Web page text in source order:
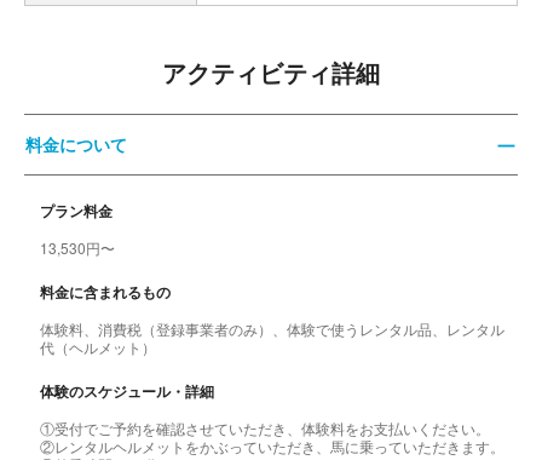
アクティビティ詳細
料金について
プラン料金
13,530円〜
料金に含まれるもの
体験料、消費税（登録事業者のみ）、体験で使うレンタル品、レンタル
代（ヘルメット）
体験のスケジュール・詳細
①受付でご予約を確認させていただき、体験料をお支払いください。
②レンタルヘルメットをかぶっていただき、馬に乗っていただきます。